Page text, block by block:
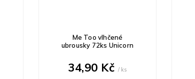
Me Too vlhčené
ubrousky 72ks Unicorn
34,90 Kč / ks